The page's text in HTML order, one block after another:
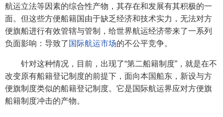
航运立法等因素的综合性产物，其存在和发展有其积极的一
面。但这些方便船籍国由于缺乏经济和技术实力，无法对方
便旗船进行有效管辖与管制，给世界航运经济带来了一系列
负面影响：导致了 国际航运市场的不公平竞争。
针对这种情况，目前，出现了“第二船籍制度”，就是在不
改变原有船籍登记制度的前提下，面向本国船东，新设与方
便旗制度类似的船籍登记制度。它是国际航运界应对方便旗
船籍制度冲击的产物。